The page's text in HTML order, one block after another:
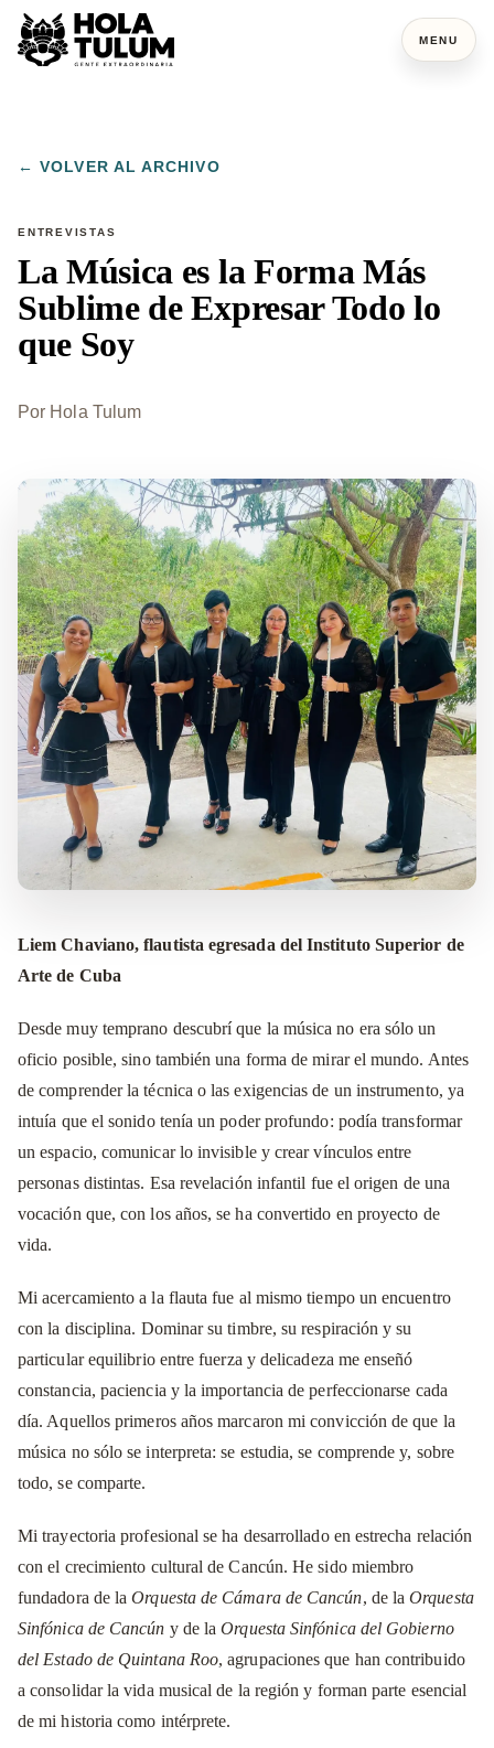
MENU
← VOLVER AL ARCHIVO
ENTREVISTAS
La Música es la Forma Más
Sublime de Expresar Todo lo
que Soy
Por Hola Tulum
Liem Chaviano, flautista egresada del Instituto Superior de
Arte de Cuba
Desde muy temprano descubrí que la música no era sólo un
oficio posible, sino también una forma de mirar el mundo. Antes
de comprender la técnica o las exigencias de un instrumento, ya
intuía que el sonido tenía un poder profundo: podía transformar
un espacio, comunicar lo invisible y crear vínculos entre
personas distintas. Esa revelación infantil fue el origen de una
vocación que, con los años, se ha convertido en proyecto de
vida.
Mi acercamiento a la flauta fue al mismo tiempo un encuentro
con la disciplina. Dominar su timbre, su respiración y su
particular equilibrio entre fuerza y delicadeza me enseñó
constancia, paciencia y la importancia de perfeccionarse cada
día. Aquellos primeros años marcaron mi convicción de que la
música no sólo se interpreta: se estudia, se comprende y, sobre
todo, se comparte.
Mi trayectoria profesional se ha desarrollado en estrecha relación
con el crecimiento cultural de Cancún. He sido miembro
fundadora de laOrquesta de Cámara de Cancún, de laOrquesta
Sinfónica de Cancún y de laOrquesta Sinfónica del Gobierno
del Estado de Quintana Roo, agrupaciones que han contribuido
a consolidar la vida musical de la región y forman parte esencial
de mi historia como intérprete.